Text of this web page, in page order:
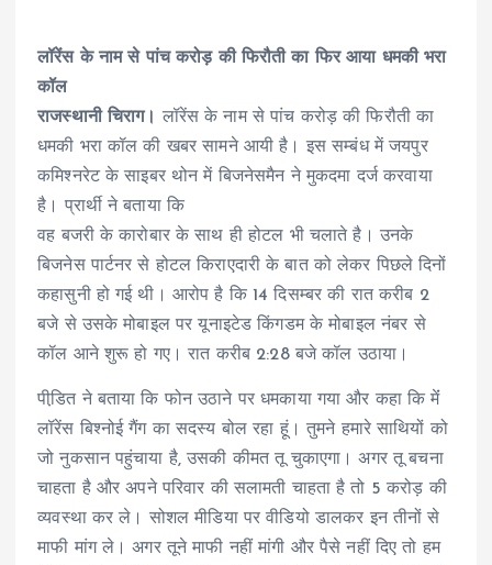
लॉरेंस के नाम से पांच करोड़ की फिरौती का फिर आया धमकी भरा
कॉल
राजस्थानी चिराग।
लॉरेंस के नाम से पांच करोड़ की फिरौती का
धमकी भरा कॉल की खबर सामने आयी है। इस सम्बंध में जयपुर
कमिश्नरेट के साइबर थोन में बिजनेसमैन ने मुकदमा दर्ज करवाया
है। प्रार्थी ने बताया कि
वह बजरी के कारोबार के साथ ही होटल भी चलाते है। उनके
बिजनेस पार्टनर से होटल किराएदारी के बात को लेकर पिछले दिनों
कहासुनी हो गई थी। आरोप है कि 14 दिसम्बर की रात करीब 2
बजे से उसके मोबाइल पर यूनाइटेड किंगडम के मोबाइल नंबर से
कॉल आने शुरू हो गए। रात करीब 2:28 बजे कॉल उठाया।
पीडि़त ने बताया कि फोन उठाने पर धमकाया गया और कहा कि मेंं
लॉरेंस बिश्नोई गैंग का सदस्य बोल रहा हूं। तुमने हमारे साथियों को
जो नुकसान पहुंचाया है, उसकी कीमत तू चुकाएगा। अगर तू बचना
चाहता है और अपने परिवार की सलामती चाहता है तो 5 करोड़ की
व्यवस्था कर ले। सोशल मीडिया पर वीडियो डालकर इन तीनों से
माफी मांग ले। अगर तूने माफी नहीं मांगी और पैसे नहीं दिए तो हम